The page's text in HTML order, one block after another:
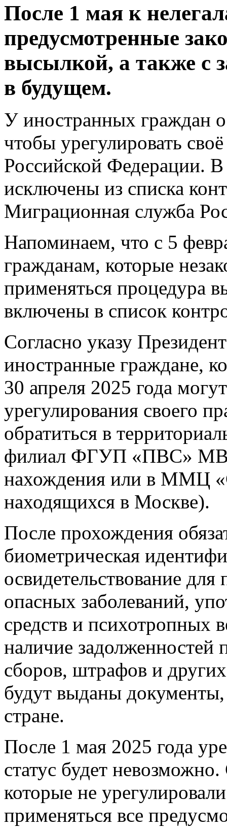
После 1 мая к
предусмотренные
высылкой, а также с
в будущем.
У иностранных граждан
чтобы урегулировать
Российской Федерации.
исключены из списка
Миграционная служба
Напоминаем, что с 5
гражданам, которые
применяться процедура
включены в список
Согласно указу
иностранные граждане,
30 апреля 2025 года
урегулирования своего
обратиться в
филиал ФГУП «ПВС» МВД
нахождения или в ММЦ
находящихся в Москве).
После прохождения
биометрическая
освидетельствование
опасных заболеваний,
средств и психотропных
наличие задолженностей
сборов, штрафов и
будут выданы
стране.
После 1 мая 2025 года
статус будет
которые не
применяться все